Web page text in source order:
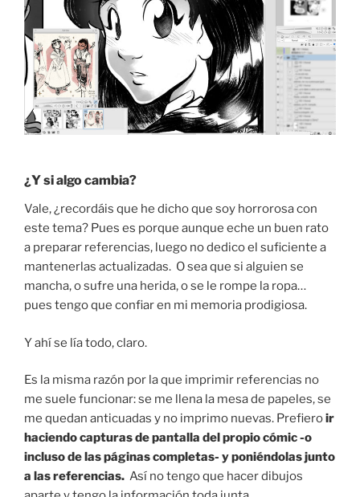
¿Y si algo cambia?
Vale, ¿recordáis que he dicho que soy horrorosa con
este tema? Pues es porque aunque eche un buen rato
a preparar referencias, luego no dedico el suficiente a
mantenerlas actualizadas. O sea que si alguien se
mancha, o sufre una herida, o se le rompe la ropa…
pues tengo que confiar en mi memoria prodigiosa.
Y ahí se lía todo, claro.
Es la misma razón por la que imprimir referencias no
me suele funcionar: se me llena la mesa de papeles, se
me quedan anticuadas y no imprimo nuevas. Prefieroir
haciendo capturas de pantalla del propio cómic -o
incluso de las páginas completas- y poniéndolas junto
a las referencias. Así no tengo que hacer dibujos